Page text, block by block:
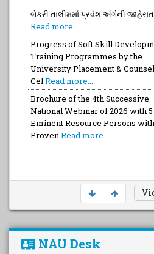
બેકરી તાલીમમાં પ્રવેશ અંગેની જાહેરાત
Read more...
Progress of Soft Skill
Training Programmes by the
University Placement &
CelRead more...
Brochure of the 4th Successive
National Webinar of 2026 with 5
Eminent Resource Persons with
ProvenRead more...
NAU Desk